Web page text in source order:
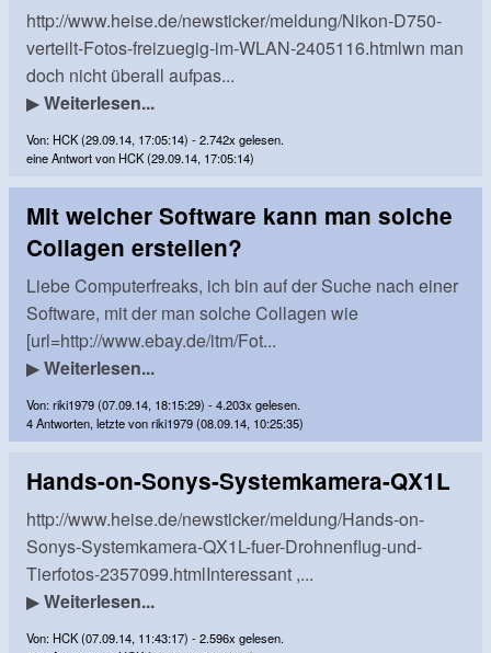
http://www.heise.de/newsticker/meldung/Nikon-D750-
verteilt-Fotos-freizuegig-im-WLAN-2405116.htmlwn man
doch nicht überall aufpas...
▶Weiterlesen...
Von: HCK (29.09.14, 17:05:14) - 2.742x gelesen.
eine Antwort von HCK (29.09.14, 17:05:14)
Mit welcher Software kann man solche
Collagen erstellen?
Liebe Computerfreaks, ich bin auf der Suche nach einer
Software, mit der man solche Collagen wie
[url=http://www.ebay.de/itm/Fot...
▶Weiterlesen...
Von: riki1979 (07.09.14, 18:15:29) - 4.203x gelesen.
4 Antworten, letzte von riki1979 (08.09.14, 10:25:35)
Hands-on-Sonys-Systemkamera-QX1L
http://www.heise.de/newsticker/meldung/Hands-on-
Sonys-Systemkamera-QX1L-fuer-Drohnenflug-und-
Tierfotos-2357099.htmlInteressant ,...
▶Weiterlesen...
Von: HCK (07.09.14, 11:43:17) - 2.596x gelesen.